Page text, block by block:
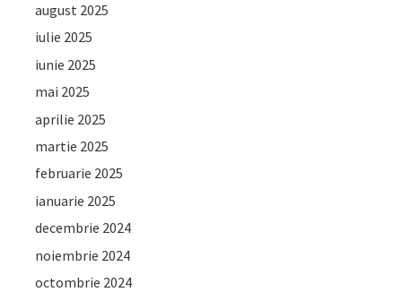
august 2025
iulie 2025
iunie 2025
mai 2025
aprilie 2025
martie 2025
februarie 2025
ianuarie 2025
decembrie 2024
noiembrie 2024
octombrie 2024